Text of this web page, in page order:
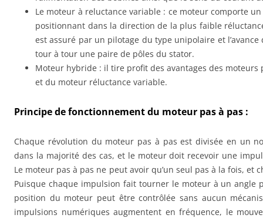
Le moteur à reluctance variable : ce moteur comporte
positionnant dans la direction de la plus faible
est assuré par un pilotage du type unipolaire et
tour à tour une paire de pôles du stator.
Moteur hybride : il tire profit des avantages des moteurs
et du moteur réluctance variable.
Principe de fonctionnement du moteur pas à pas :
Chaque révolution du moteur pas à pas est divisée en un
dans la majorité des cas, et le moteur doit recevoir une
Le moteur pas à pas ne peut avoir qu’un seul pas à la fois, et
Puisque chaque impulsion fait tourner le moteur à un angle
position du moteur peut être contrôlée sans aucun
impulsions numériques augmentent en fréquence, le